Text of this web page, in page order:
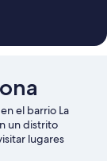
el barrio La
un distrito
lugares
Gracia,